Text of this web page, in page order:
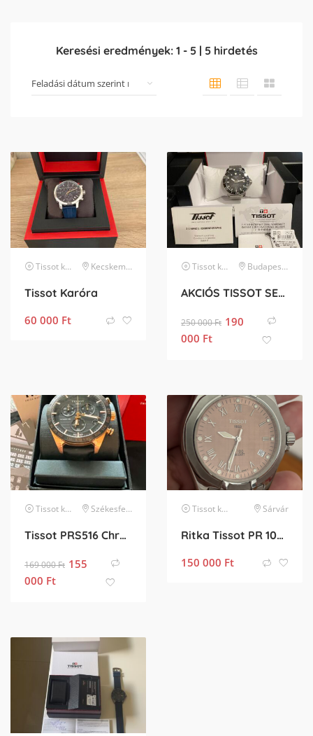
Keresési eredmények: 1 - 5| 5hirdetés
Tissot karóra Kecskemét
Tissot Karóra
60 000 Ft
Tissot karóra Budapest II. kerület
AKCIÓS TISSOT SEASTAR PROFESSIONAL 2000 BÚVÁRÓRA
250 000Ft 190
000 Ft
Tissot karóra Székesfehérvár
Tissot PRS516 Chronograph T100.417.36.051.00
169 000Ft 155
000 Ft
Tissot karóra Sárvár
Ritka Tissot PR 100 (Ref: P660/760) – Lazacrózsaszín számlap, karcmentes zafírüveg
150 000 Ft